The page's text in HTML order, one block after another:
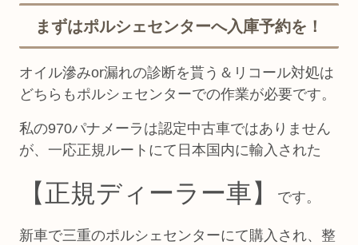
まずはポルシェセンターへ入庫予約を！
オイル滲みor漏れの診断を貰う＆リコール対処は
どちらもポルシェセンターでの作業が必要です。
私の970パナメーラは認定中古車ではありません
が、一応正規ルートにて日本国内に輸入された
【正規ディーラー車】 です。
新車で三重のポルシェセンターにて購入され、整